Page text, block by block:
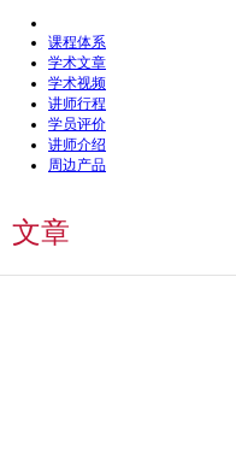
课程体系
学术文章
学术视频
讲师行程
学员评价
讲师介绍
周边产品
文章